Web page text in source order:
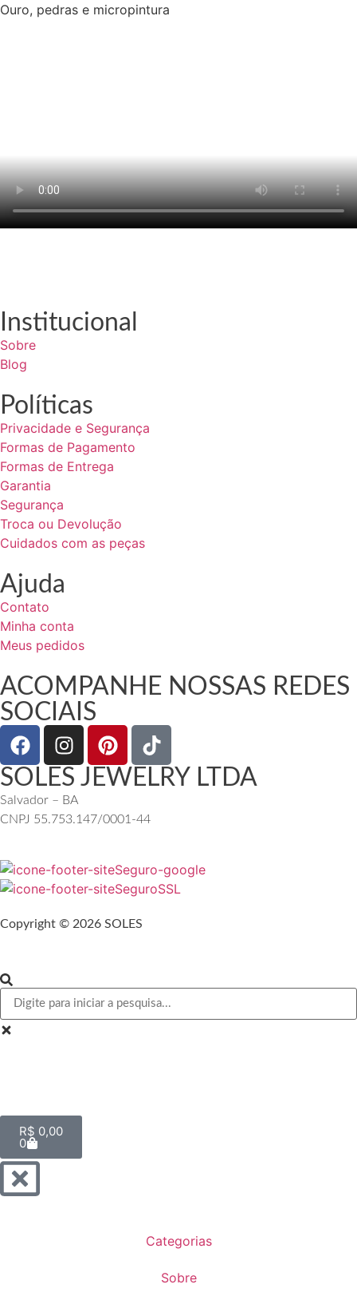
Ouro, pedras e micropintura
Institucional
Sobre
Blog
Políticas
Privacidade e Segurança
Formas de Pagamento
Formas de Entrega
Garantia
Segurança
Troca ou Devolução
Cuidados com as peças
Ajuda
Contato
Minha conta
Meus pedidos
ACOMPANHE NOSSAS REDES
SOCIAIS
SOLES JEWELRY LTDA
Salvador – BA
CNPJ 55.753.147/0001-44
Copyright © 2026 SOLES
R$ 0,00
0
Categorias
Sobre